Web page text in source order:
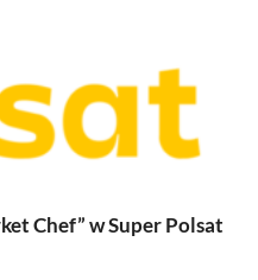
Chef” w Super Polsat